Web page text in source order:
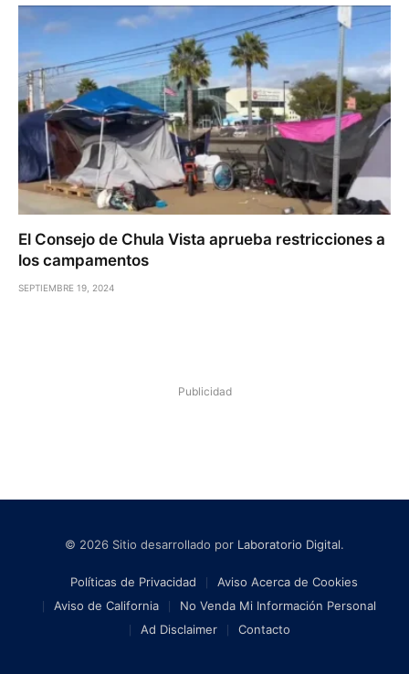
El Consejo de Chula Vista aprueba restricciones a
los campamentos
SEPTIEMBRE 19, 2024
Publicidad
© 2026 Sitio desarrollado por Laboratorio Digital.
Políticas de Privacidad
Aviso Acerca de Cookies
Aviso de California
No Venda Mi Información Personal
Ad Disclaimer
Contacto